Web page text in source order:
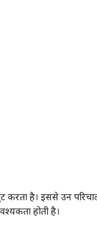
है। इससे उन
होती है।